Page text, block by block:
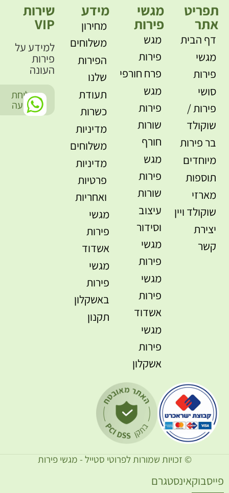
תפריט
אתר
דף הבית
מגשי
פירות
סושי
פירות /
שוקולד
בר פירות
מיוחדים
תוספות
מארזי
שוקולד ויין
יצירת
קשר
מגשי
פירות
מגש
פירות
פרח חורפי
מגש
פירות
שורות
חורף
מגש
פירות
שורות
עיצוב
וסידור
מגשי
פירות
מגשי
פירות
אשדוד
מגשי
פירות
אשקלון
מידע
מחירון
משלוחים
הפירות
שלנו
תעודת
כשרות
מדיניות
משלוחים
מדיניות
פרטיות
ואחריות
מגשי
פירות
אשדוד
מגשי
פירות
באשקלון
תקנון
שירות
VIP
למידע על
פירות
העונה
שליחת
הודעה
© זכויות שמורות לפרוטי סטייל - מגשי פירות
אינסטגרם